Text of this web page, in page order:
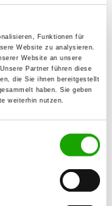
Funktionen für
Website zu analysieren.
Website an unsere
Partner führen diese
die Sie ihnen bereitgestellt
haben. Sie geben
weiterhin nutzen.
Details
e.V.